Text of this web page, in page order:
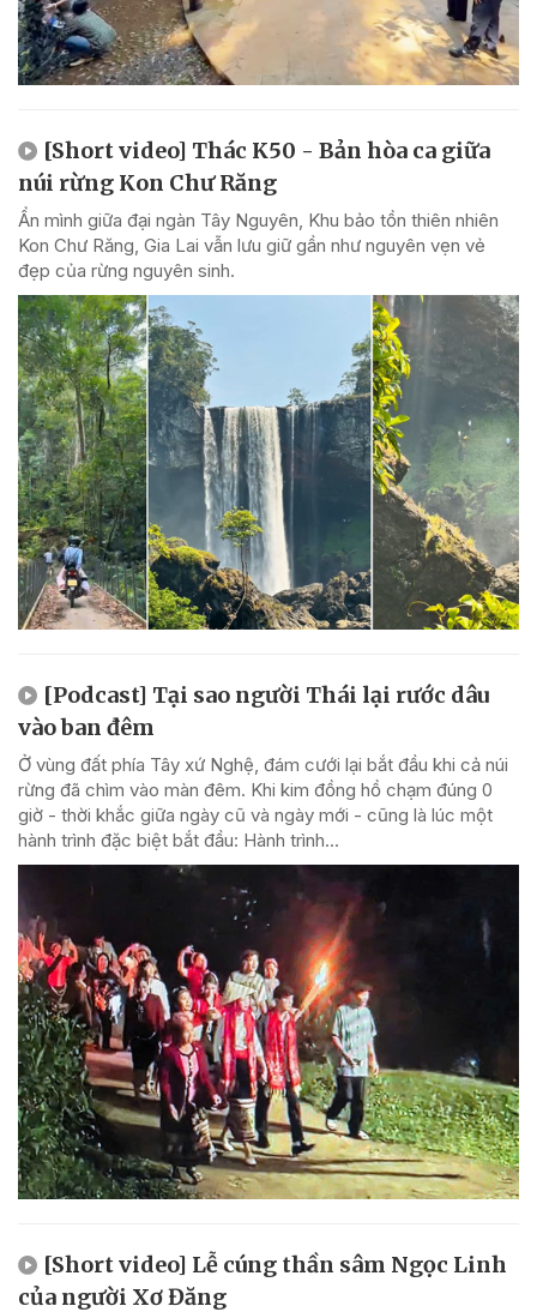
[Short video] Thác K50 - Bản hòa ca giữa
núi rừng Kon Chư Răng
Ẩn mình giữa đại ngàn Tây Nguyên, Khu bảo tồn thiên nhiên
Kon Chư Răng, Gia Lai vẫn lưu giữ gần như nguyên vẹn vẻ
đẹp của rừng nguyên sinh.
[Podcast] Tại sao người Thái lại rước dâu
vào ban đêm
Ở vùng đất phía Tây xứ Nghệ, đám cưới lại bắt đầu khi cả núi
rừng đã chìm vào màn đêm. Khi kim đồng hồ chạm đúng 0
giờ - thời khắc giữa ngày cũ và ngày mới - cũng là lúc một
hành trình đặc biệt bắt đầu: Hành trình...
[Short video] Lễ cúng thần sâm Ngọc Linh
của người Xơ Đăng